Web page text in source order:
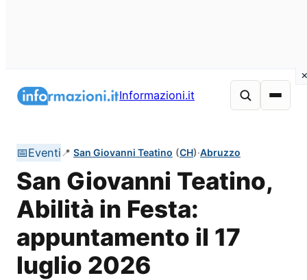
Informazioni.it
📅Eventi 📍 San Giovanni Teatino (CH)·Abruzzo
San Giovanni Teatino,
Abilità in Festa:
appuntamento il 17
luglio 2026